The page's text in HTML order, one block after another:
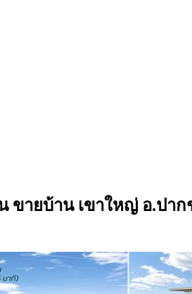
ขายบ้าน เขาใหญ่ อ.ปา